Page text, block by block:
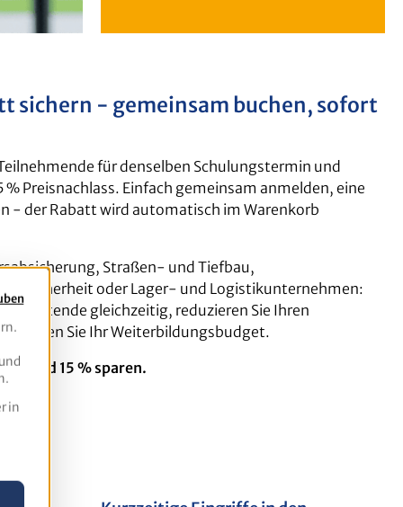
sichern - gemeinsam buchen, sofort
für denselben Schulungstermin und
Preisnachlass. Einfach gemeinsam anmelden, eine
- der Rabatt wird automatisch im Warenkorb
Straßen- und Tiefbau,
oder Lager- und Logistikunternehmen:
gleichzeitig, reduzieren Sie Ihren
Sie Ihr Weiterbildungsbudget.
und 15 % sparen.
in